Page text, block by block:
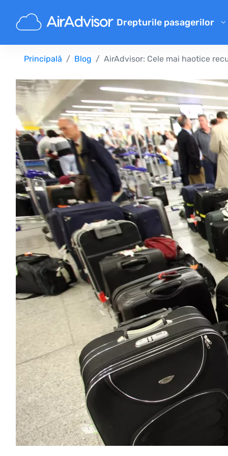
Drepturile pasagerilor
Calculator de despăgubiri
Despăgubire pentru zbor
Despăgubire pentru zbor
Despăgubiri pentru bagaje
Despăgubire pentru refuz la
Compensațiile companiilor
Reclamații ale companiilor
Despăgubiri pentru greva
Reglementări
Principală Blog AirAdvisor: Cele mai haotice